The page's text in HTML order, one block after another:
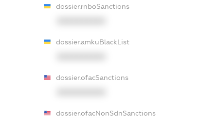
dossier.rnboSanctions
dossier.amkuBlackList
dossier.ofacSanctions
dossier.ofacNonSdnSanctions